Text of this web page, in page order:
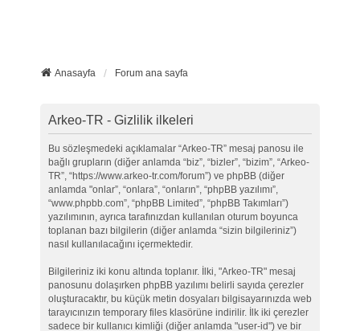
Anasayfa Forum ana sayfa
Arkeo-TR - Gizlilik ilkeleri
Bu sözleşmedeki açıklamalar “Arkeo-TR” mesaj panosu ile
bağlı grupların (diğer anlamda “biz”, “bizler”, “bizim”, “Arkeo-
TR”, “https://www.arkeo-tr.com/forum”) ve phpBB (diğer
anlamda "onlar”, “onlara”, “onların”, “phpBB yazılımı”,
“www.phpbb.com”, “phpBB Limited”, “phpBB Takımları”)
yazılımının, ayrıca tarafınızdan kullanılan oturum boyunca
toplanan bazı bilgilerin (diğer anlamda “sizin bilgileriniz”)
nasıl kullanılacağını içermektedir.
Bilgileriniz iki konu altında toplanır. İlki, "Arkeo-TR" mesaj
panosunu dolaşırken phpBB yazılımı belirli sayıda çerezler
oluşturacaktır, bu küçük metin dosyaları bilgisayarınızda web
tarayıcınızın temporary files klasörüne indirilir. İlk iki çerezler
sadece bir kullanıcı kimliği (diğer anlamda "user-id") ve bir